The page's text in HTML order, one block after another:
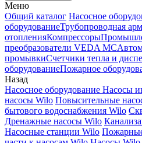
Меню
Общий каталог Насосное
оборудованиеТрубопроводная
отопленияКомпрессоры
преобразователи VEDA MC
промывкиСчетчики тепла и
оборудованиеПожарное
Назад
Насосное оборудование Насосы
насосы Wilo Повысительные
бытового водоснабжения Wilo
Дренажные насосы Wilo
Насосные станции Wilo